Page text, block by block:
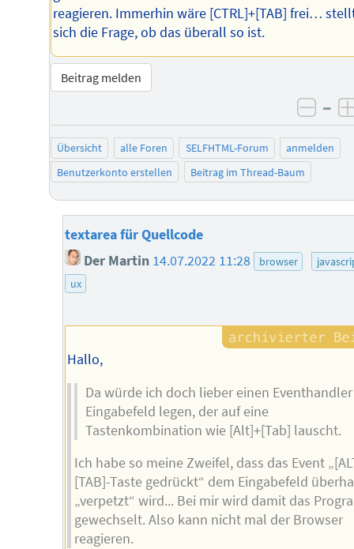
reagieren. Immerhin wäre [CTRL]+[TAB] frei…
sich die Frage, ob das überall so ist.
Beitrag melden
–
Übersicht alle Foren SELFHTML-Forum
anmelden
Benutzerkonto erstellen
Beitrag im Thread-Baum
textarea für Quellcode
Der Martin 14.07.2022 11:28 browser
ux
Hallo,
Da würde ich doch lieber einen
Eingabefeld legen, der auf eine
Tastenkombination wie [Alt]+[Tab] lauscht.
Ich habe so meine Zweifel, dass das Event
[TAB]-Taste gedrückt“ dem Eingabefeld
„verpetzt“ wird... Bei mir wird damit das
gewechselt. Also kann nicht mal der Browser
reagieren.